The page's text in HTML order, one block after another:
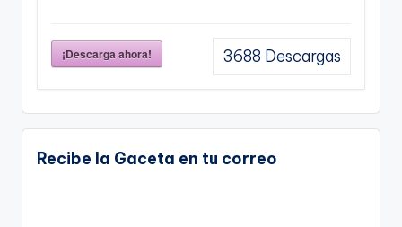
¡Descarga ahora! 3688 Descargas
Recibe la Gaceta en tu correo